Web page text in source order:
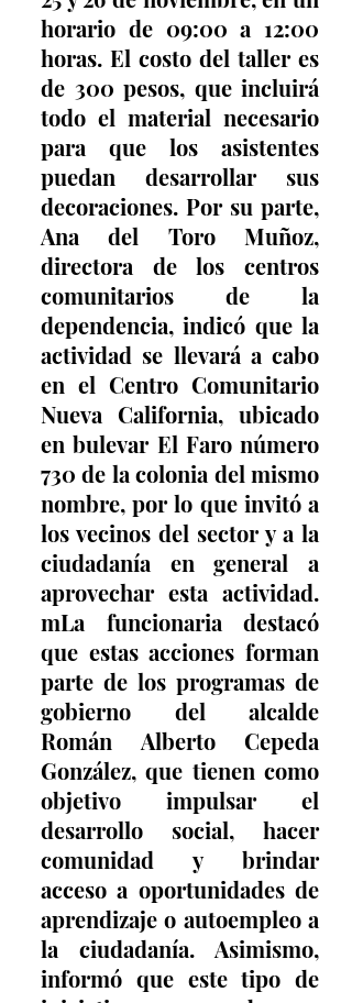
horario de 09:00 a 12:00
horas. El costo del taller es
de 300 pesos, que incluirá
todo el material necesario
para que los asistentes
puedan desarrollar sus
decoraciones. Por su parte,
Ana del Toro Muñoz,
directora de los centros
comunitarios de la
dependencia, indicó que la
actividad se llevará a cabo
en el Centro Comunitario
Nueva California, ubicado
en bulevar El Faro número
730 de la colonia del mismo
nombre, por lo que invitó a
los vecinos del sector y a la
ciudadanía en general a
aprovechar esta actividad.
mLa funcionaria destacó
que estas acciones forman
parte de los programas de
gobierno del alcalde
Román Alberto Cepeda
González, que tienen como
objetivo impulsar el
desarrollo social, hacer
comunidad y brindar
acceso a oportunidades de
aprendizaje o autoempleo a
la ciudadanía. Asimismo,
informó que este tipo de